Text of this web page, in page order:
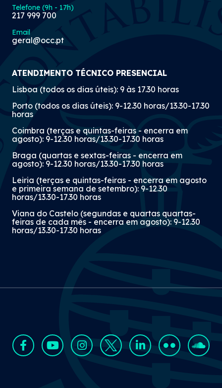
Telefone (9h - 17h)
217 999 700
Email
geral@occ.pt
ATENDIMENTO TÉCNICO PRESENCIAL
Lisboa (todos os dias úteis): 9 às 17.30 horas
Porto (todos os dias úteis): 9-12.30 horas/13.30-17.30
horas
Coimbra (terças e quintas-feiras - encerra em
agosto): 9-12.30 horas/13.30-17.30 horas
Braga (quartas e sextas-feiras - encerra em
agosto): 9-12.30 horas/13.30-17.30 horas
Leiria (terças e quintas-feiras - encerra em agosto
e primeira semana de setembro): 9-12.30
horas/13.30-17.30 horas
Viana do Castelo (segundas e quartas quartas-
feiras de cada mês - encerra em agosto): 9-12.30
horas/13.30-17.30 horas